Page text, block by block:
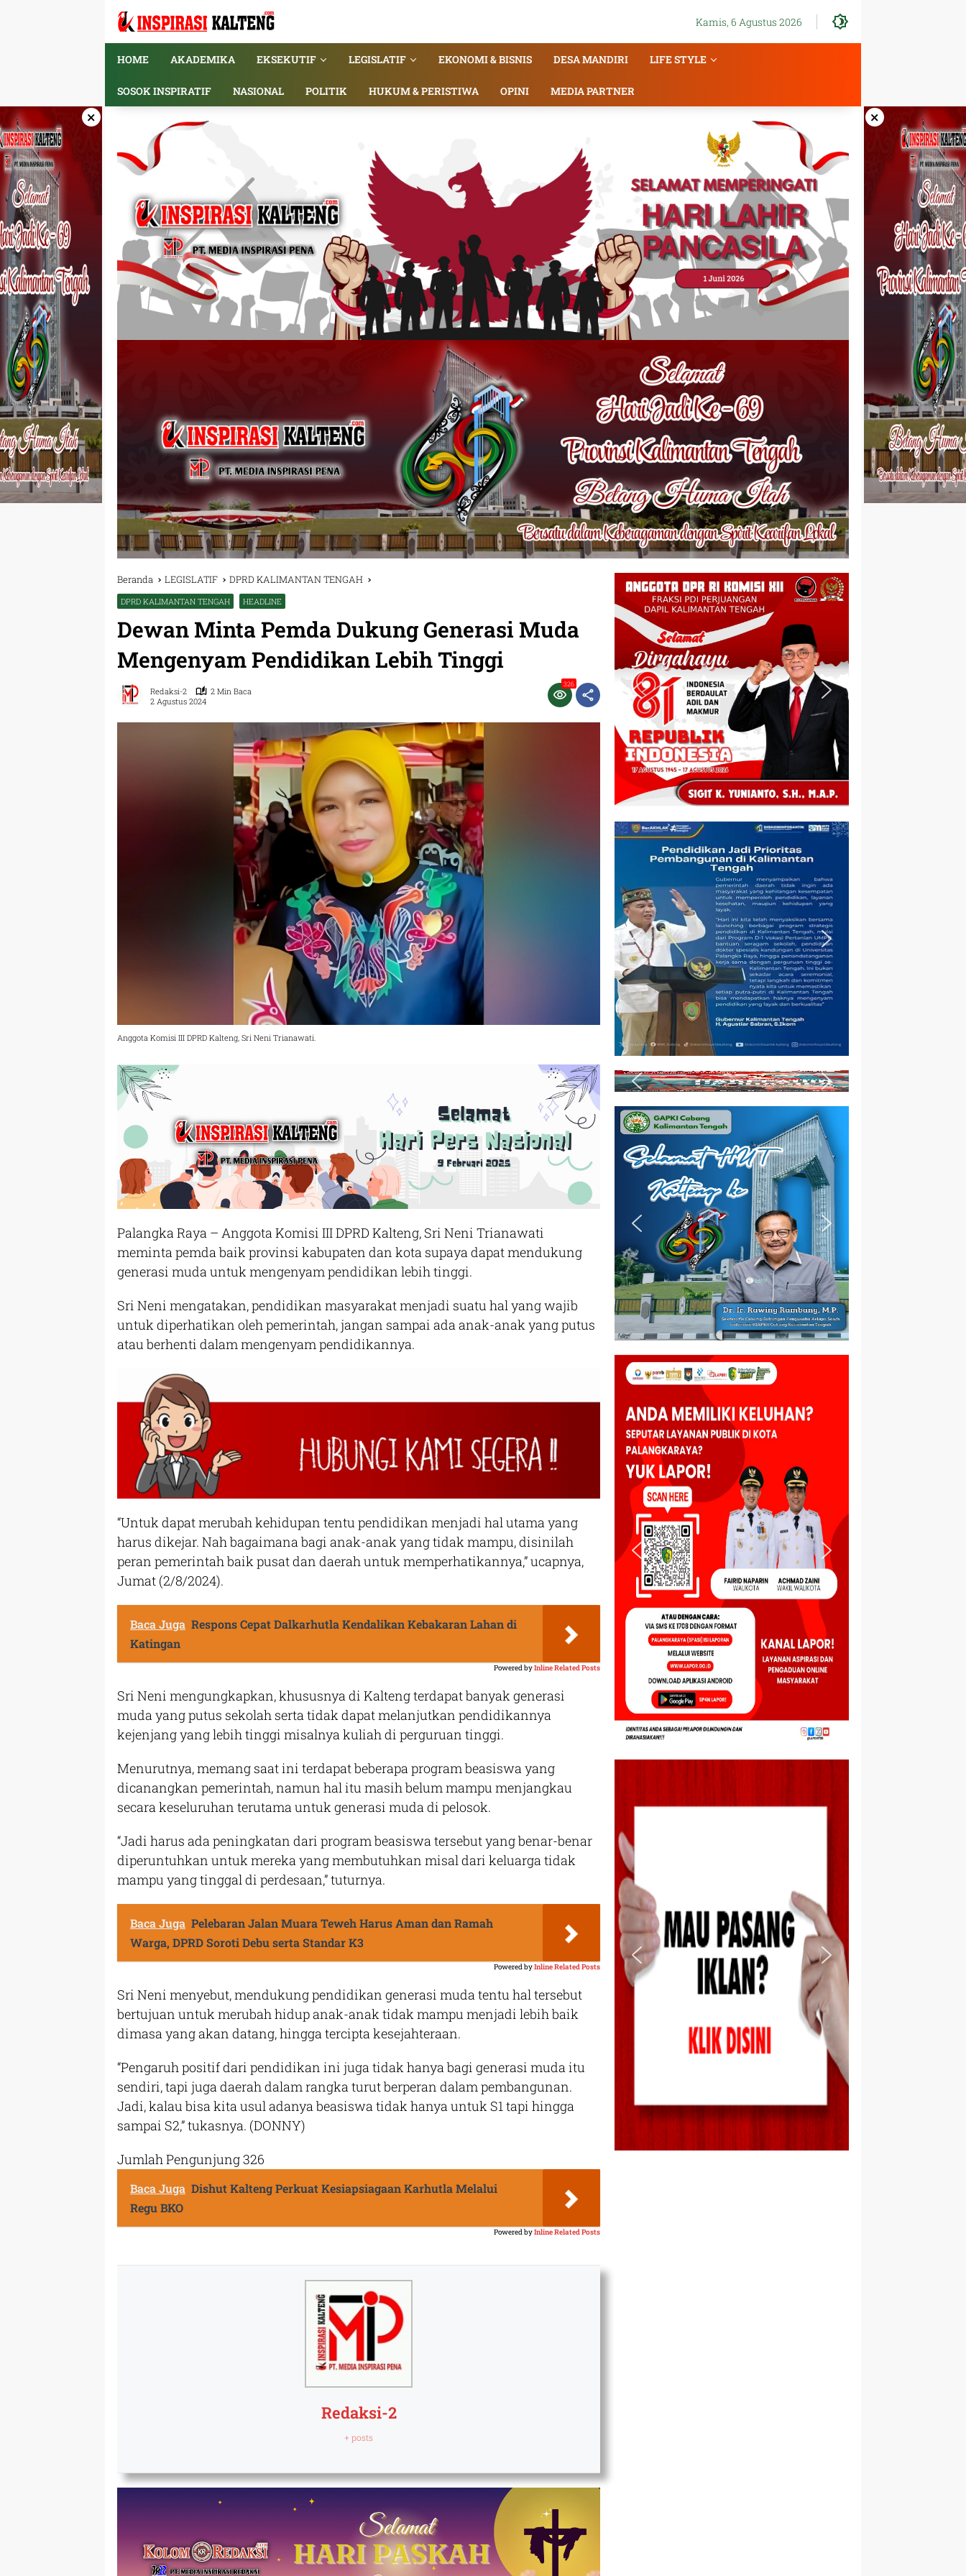
Kamis, 6 Agustus 2026
HOME AKADEMIKA EKSEKUTIF LEGISLATIF EKONOMI & BISNIS DESA MANDIRI LIFE STYLE
SOSOK INSPIRATIF NASIONAL POLITIK HUKUM & PERISTIWA OPINI MEDIA PARTNER
× ×
Beranda LEGISLATIF DPRD KALIMANTAN TENGAH
DPRD KALIMANTAN TENGAH HEADLINE
Dewan Minta Pemda Dukung Generasi Muda
Mengenyam Pendidikan Lebih Tinggi
Redaksi-2
2 Min Baca
2 Agustus 2024
326
Anggota Komisi III DPRD Kalteng, Sri Neni Trianawati.
Palangka Raya – Anggota Komisi III DPRD Kalteng, Sri Neni Trianawati
meminta pemda baik provinsi kabupaten dan kota supaya dapat mendukung
generasi muda untuk mengenyam pendidikan lebih tinggi.
Sri Neni mengatakan, pendidikan masyarakat menjadi suatu hal yang wajib
untuk diperhatikan oleh pemerintah, jangan sampai ada anak-anak yang putus
atau berhenti dalam mengenyam pendidikannya.
“Untuk dapat merubah kehidupan tentu pendidikan menjadi hal utama yang
harus dikejar. Nah bagaimana bagi anak-anak yang tidak mampu, disinilah
peran pemerintah baik pusat dan daerah untuk memperhatikannya,” ucapnya,
Jumat (2/8/2024).
Baca Juga Respons Cepat Dalkarhutla Kendalikan Kebakaran Lahan di
Katingan
Powered byInline Related Posts
Sri Neni mengungkapkan, khususnya di Kalteng terdapat banyak generasi
muda yang putus sekolah serta tidak dapat melanjutkan pendidikannya
kejenjang yang lebih tinggi misalnya kuliah di perguruan tinggi.
Menurutnya, memang saat ini terdapat beberapa program beasiswa yang
dicanangkan pemerintah, namun hal itu masih belum mampu menjangkau
secara keseluruhan terutama untuk generasi muda di pelosok.
“Jadi harus ada peningkatan dari program beasiswa tersebut yang benar-benar
diperuntuhkan untuk mereka yang membutuhkan misal dari keluarga tidak
mampu yang tinggal di perdesaan,” tuturnya.
Baca Juga Pelebaran Jalan Muara Teweh Harus Aman dan Ramah
Warga, DPRD Soroti Debu serta Standar K3
Powered byInline Related Posts
Sri Neni menyebut, mendukung pendidikan generasi muda tentu hal tersebut
bertujuan untuk merubah hidup anak-anak tidak mampu menjadi lebih baik
dimasa yang akan datang, hingga tercipta kesejahteraan.
“Pengaruh positif dari pendidikan ini juga tidak hanya bagi generasi muda itu
sendiri, tapi juga daerah dalam rangka turut berperan dalam pembangunan.
Jadi, kalau bisa kita usul adanya beasiswa tidak hanya untuk S1 tapi hingga
sampai S2,” tukasnya. (DONNY)
Jumlah Pengunjung326
Baca Juga Dishut Kalteng Perkuat Kesiapsiagaan Karhutla Melalui
Regu BKO
Powered byInline Related Posts
Redaksi-2
+ posts